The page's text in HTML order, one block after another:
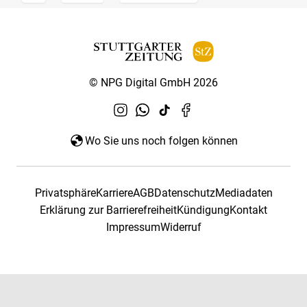
© NPG Digital GmbH 2026
Wo Sie uns noch folgen können
PrivatsphäreKarriereAGBDatenschutzMediadaten
Erklärung zur BarrierefreiheitKündigungKontakt
ImpressumWiderruf